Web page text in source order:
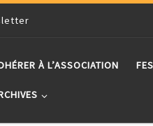
À L’ASSOCIATION